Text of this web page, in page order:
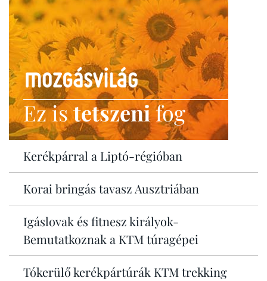
Ez istetszenifog
Kerékpárral a Liptó-régióban
Korai bringás tavasz Ausztriában
Igáslovak és fitnesz királyok-
Bemutatkoznak a KTM túragépei
Tókerülő kerékpártúrák KTM trekking